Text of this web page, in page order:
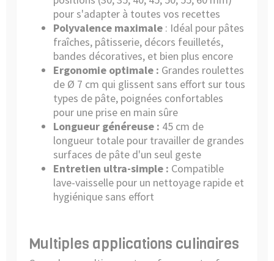
pour s'adapter à toutes vos recettes
Polyvalence maximale : Idéal pour pâtes
fraîches, pâtisserie, décors feuilletés,
bandes décoratives, et bien plus encore
Ergonomie optimale : Grandes roulettes
de Ø 7 cm qui glissent sans effort sur tous
types de pâte, poignées confortables
pour une prise en main sûre
Longueur généreuse : 45 cm de
longueur totale pour travailler de grandes
surfaces de pâte d'un seul geste
Entretien ultra-simple : Compatible
lave-vaisselle pour un nettoyage rapide et
hygiénique sans effort
Multiples applications culinaires